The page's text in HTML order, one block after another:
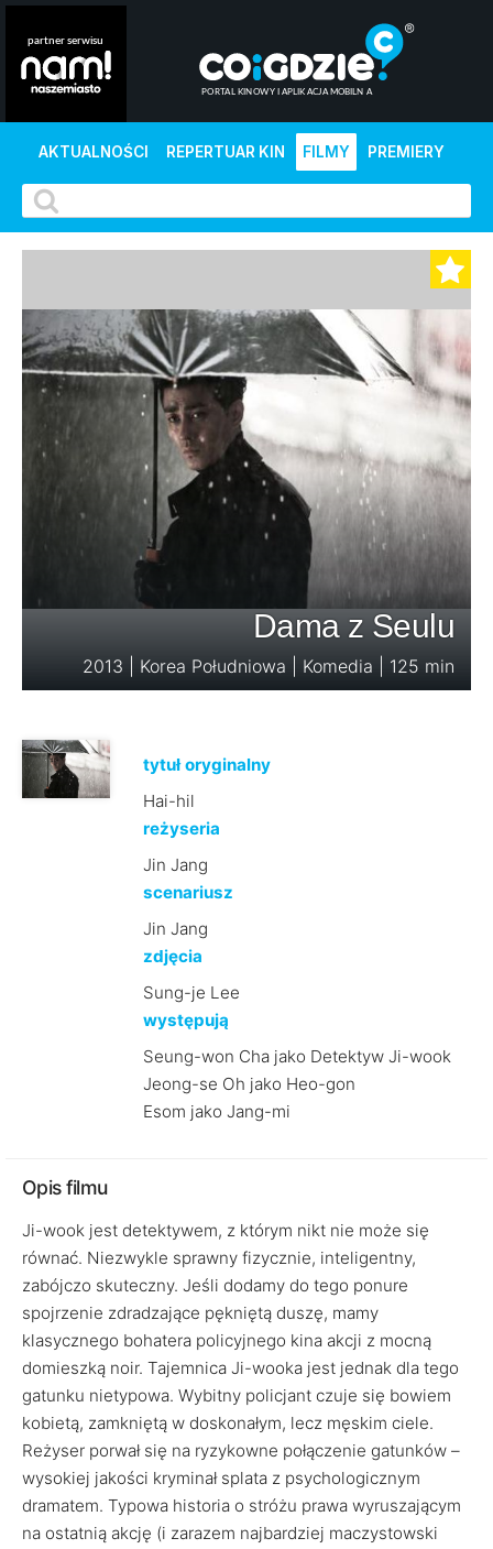
AKTUALNOŚCI REPERTUAR KIN FILMY PREMIERY
Dama z Seulu
2013 | Korea Południowa | Komedia | 125 min
tytuł oryginalny
Hai-hil
reżyseria
Jin Jang
scenariusz
Jin Jang
zdjęcia
Sung-je Lee
występują
Seung-won Cha jako Detektyw Ji-wook
Jeong-se Oh jako Heo-gon
Esom jako Jang-mi
Opis filmu
Ji-wook jest detektywem, z którym nikt nie może się
równać. Niezwykle sprawny fizycznie, inteligentny,
zabójczo skuteczny. Jeśli dodamy do tego ponure
spojrzenie zdradzające pękniętą duszę, mamy
klasycznego bohatera policyjnego kina akcji z mocną
domieszką noir. Tajemnica Ji-wooka jest jednak dla tego
gatunku nietypowa. Wybitny policjant czuje się bowiem
kobietą, zamkniętą w doskonałym, lecz męskim ciele.
Reżyser porwał się na ryzykowne połączenie gatunków –
wysokiej jakości kryminał splata z psychologicznym
dramatem. Typowa historia o stróżu prawa wyruszającym
na ostatnią akcję (i zarazem najbardziej maczystowski